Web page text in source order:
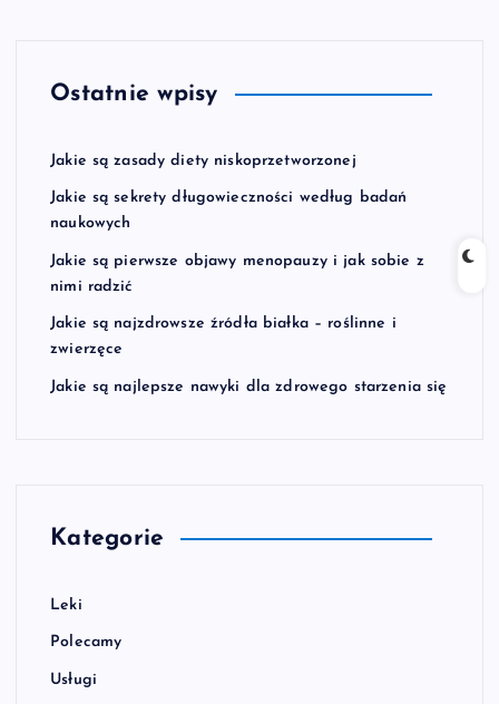
Ostatnie wpisy
Jakie są zasady diety niskoprzetworzonej
Jakie są sekrety długowieczności według badań
naukowych
Jakie są pierwsze objawy menopauzy i jak sobie z
nimi radzić
Jakie są najzdrowsze źródła białka – roślinne i
zwierzęce
Jakie są najlepsze nawyki dla zdrowego starzenia się
Kategorie
Leki
Polecamy
Usługi